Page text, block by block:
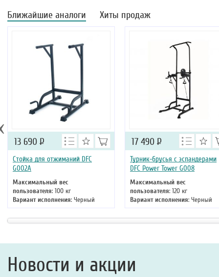
Ближайшие аналоги Хиты продаж
Стойка для отжиманий DFC
G002A
Максимальный вес
пользователя: 100 кг
Вариант исполнения: Черный
13 690 Р
Турник-брусья c эспандерами
DFC Power Tower G008
Максимальный вес
пользователя: 120 кг
Вариант исполнения: Черный
17 490 Р
Новости и акции